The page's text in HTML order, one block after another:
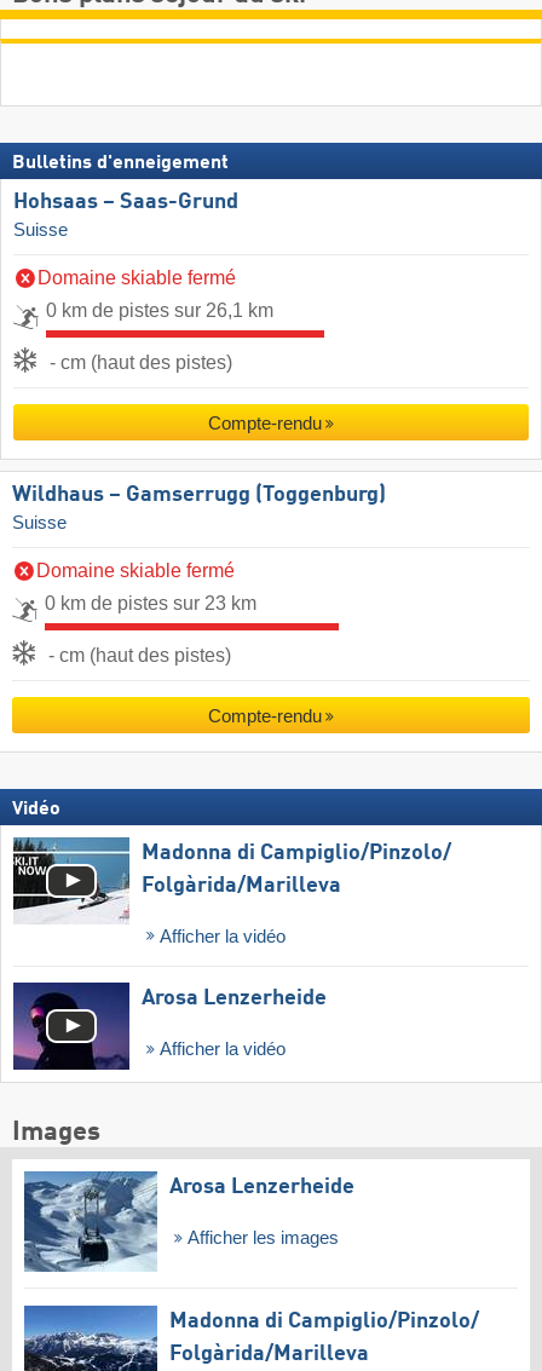
Bulletins d'enneigement
Hohsaas – Saas-Grund
Suisse
Domaine skiable fermé
0 km de pistes sur 26,1 km
- cm (haut des pistes)
Compte-rendu
Wildhaus – Gamserrugg (Toggenburg)
Suisse
Domaine skiable fermé
0 km de pistes sur 23 km
- cm (haut des pistes)
Compte-rendu
Vidéo
Madonna di Campiglio/​Pinzolo/​
Folgàrida/​Marilleva
Afficher la vidéo
Arosa Lenzerheide
Afficher la vidéo
Images
Arosa Lenzerheide
Afficher les images
Madonna di Campiglio/​Pinzolo/​
Folgàrida/​Marilleva